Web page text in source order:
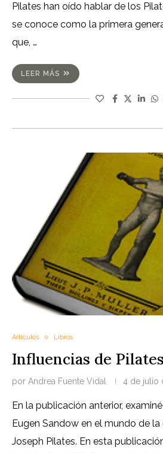
Pilates han oído hablar de los
se conoce como la primera
que, …
LEER MÁS
Artículos Libros
Influencias de
por Andrea Fuente Vidal 4 de julio
En la publicación anterior,
Eugen Sandow en el mundo de
Joseph Pilates. En esta